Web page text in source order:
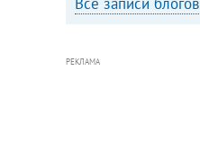
Все записи блогов
РЕКЛАМА